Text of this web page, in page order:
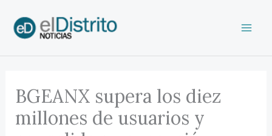
contenido
BGEANX supera los diez
millones de usuarios y